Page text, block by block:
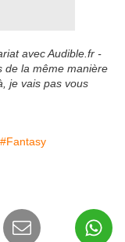
avec Audible.fr -
de la même manière
je vais pas vous
#Fantasy